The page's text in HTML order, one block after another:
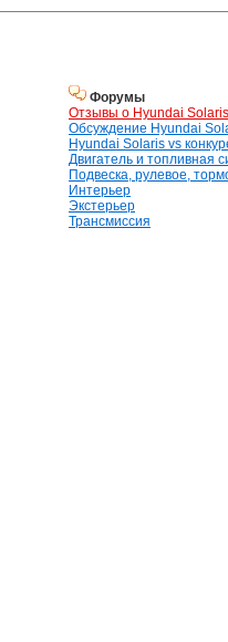
Форумы
Отзывы о Hyundai Solaris
Обсуждение Hyundai
Hyundai Solaris vs
Двигатель и топливная
Подвеска, рулевое,
Интерьер
Экстерьер
Трансмиссия